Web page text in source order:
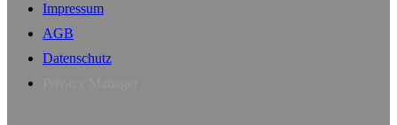
Impressum
AGB
Datenschutz